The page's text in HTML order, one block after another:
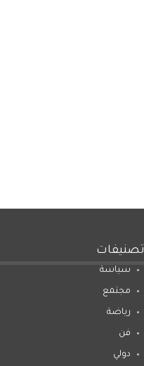
تصنيفات
سياسة
مجتمع
رياضة
فن
دولي